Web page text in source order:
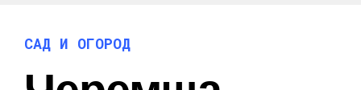
САД И ОГОРОД